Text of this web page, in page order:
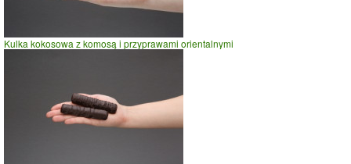
Kulka kokosowa z komosą i przyprawami orientalnymi